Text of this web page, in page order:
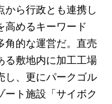
から行政とも連携し
高めるキーワード
角的な運営だ。直売
る敷地内に加工工場
し、更にパークゴル
ート施設「サイボク